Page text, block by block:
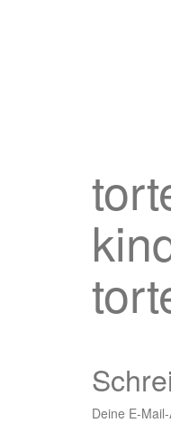
Deine E-